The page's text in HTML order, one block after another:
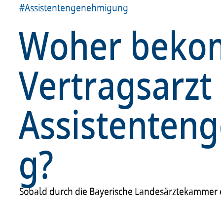
#Assistentengenehmigung
Woher
g?
Sobald durch die Baye­ri­sche